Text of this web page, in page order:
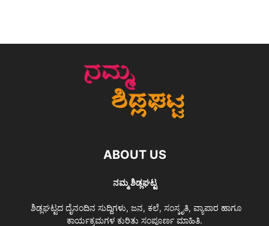
ABOUT US
ನಮ್ಮ ಶಿಡ್ಲಘಟ್ಟ
ಶಿಡ್ಲಘಟ್ಟದ ದೈನಂದಿನ ಸುದ್ದಿಗಳು, ಜನ, ಕಲೆ, ಸಂಸ್ಕೃತಿ, ವ್ಯಾಪಾರ ಹಾಗೂ
ಕಾರ್ಯಕ್ರಮಗಳ ಕುರಿತು ಸಂಪೂರ್ಣ ಮಾಹಿತಿ.